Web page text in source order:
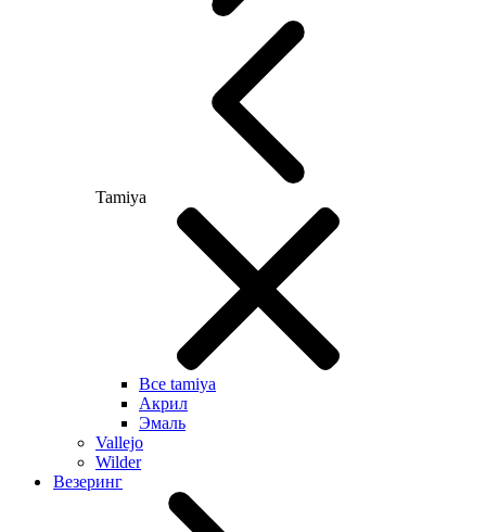
Tamiya
Все tamiya
Акрил
Эмаль
Vallejo
Wilder
Везеринг